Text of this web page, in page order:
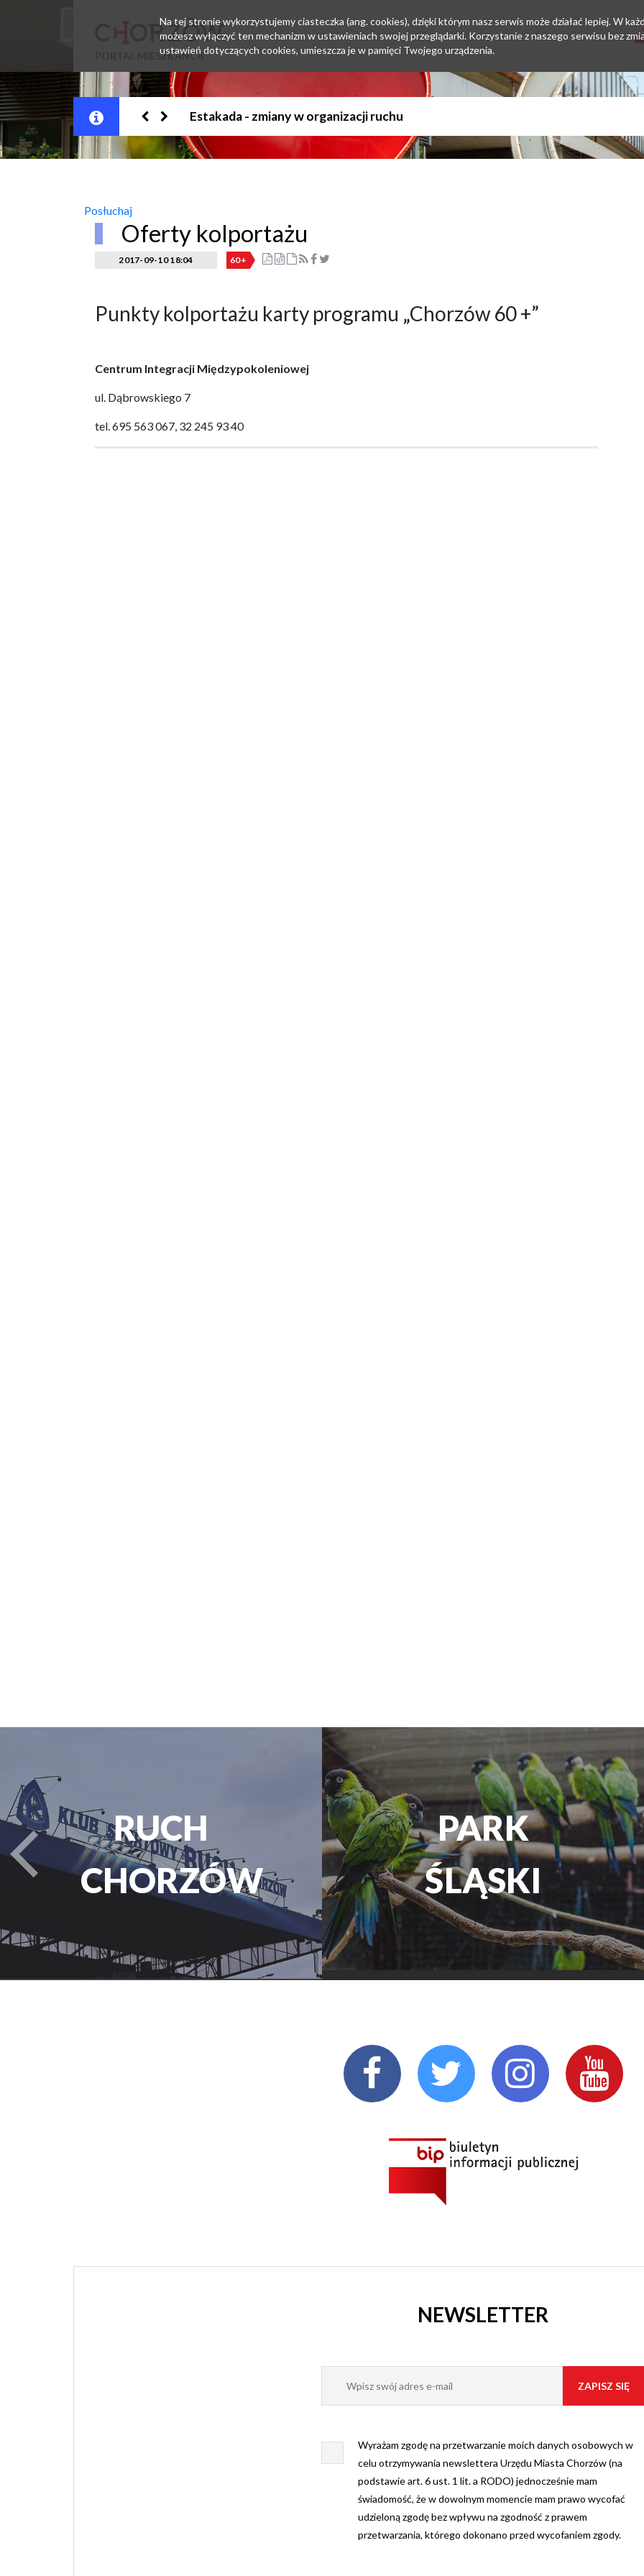
PORTAL MIESZKAŃCA
Jesteśmy w EZD
Posłuchaj
Oferty kolportażu
2017-09-10 18:04 60+
Punkty kolportażu karty programu „Chorzów 60 +”
Centrum Integracji Międzypokoleniowej
ul. Dąbrowskiego 7
tel. 695 563 067, 32 245 93 40
PARK
ŚLĄSKI
TEATR
ROZRYWKI
turysta.Previous
NEWSLETTER
Wyrażam zgodę na przetwarzanie moich danych osobowych w
celu otrzymywania newslettera Urzędu Miasta Chorzów (na
podstawie art. 6 ust. 1 lit. a RODO) jednocześnie mam
świadomość, że w dowolnym momencie mam prawo wycofać
udzieloną zgodę bez wpływu na zgodność z prawem
przetwarzania, którego dokonano przed wycofaniem zgody.
Na tej stronie wykorzystujemy ciasteczka (ang. cookies), dzięki którym nasz serwis może działać lepiej. W
możesz wyłączyć ten mechanizm w ustawieniach swojej przeglądarki. Korzystanie z naszego serwisu bez
ustawień dotyczących cookies, umieszcza je w pamięci Twojego urządzenia.